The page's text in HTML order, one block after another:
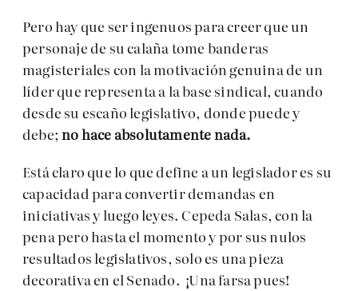
Pero hay que ser ingenuos para creer que un
personaje de su calaña tome banderas
magisteriales con la motivación genuina de un
líder que representa a la base sindical, cuando
desde su escaño legislativo, donde puede y
debe;no hace absolutamente nada.
Está claro que lo que define a un legislador es su
capacidad para convertir demandas en
iniciativas y luego leyes. Cepeda Salas, con la
pena pero hasta el momento y por sus nulos
resultados legislativos, solo es una pieza
decorativa en el Senado. ¡Una farsa pues!